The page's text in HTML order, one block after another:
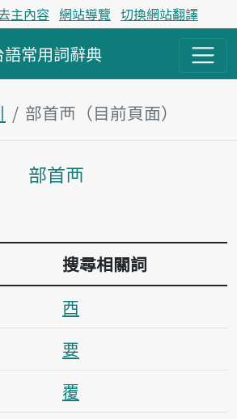
主內容 網站導覽 切換網站翻譯
語常用詞辭典
部首襾（目前頁面）
主內容區塊
部首襾
搜尋相關詞
西
要
覆